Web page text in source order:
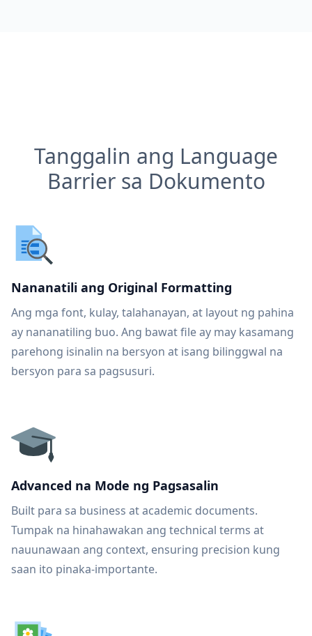
Tanggalin ang Language
Barrier sa Dokumento
Nananatili ang Original Formatting
Ang mga font, kulay, talahanayan, at layout ng pahina
ay nananatiling buo. Ang bawat file ay may kasamang
parehong isinalin na bersyon at isang bilinggwal na
bersyon para sa pagsusuri.
Advanced na Mode ng Pagsasalin
Built para sa business at academic documents.
Tumpak na hinahawakan ang technical terms at
nauunawaan ang context, ensuring precision kung
saan ito pinaka-importante.